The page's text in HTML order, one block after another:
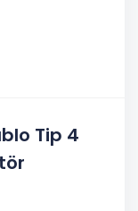
Tip 4